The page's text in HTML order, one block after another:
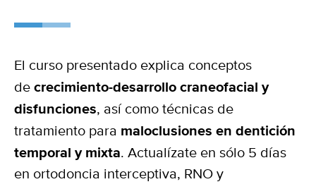
El curso presentado explica conceptos
de crecimiento-desarrollo craneofacial y
disfunciones, así como técnicas de
tratamiento para maloclusiones en dentición
temporal y mixta. Actualízate en sólo 5 días
en ortodoncia interceptiva, RNO y